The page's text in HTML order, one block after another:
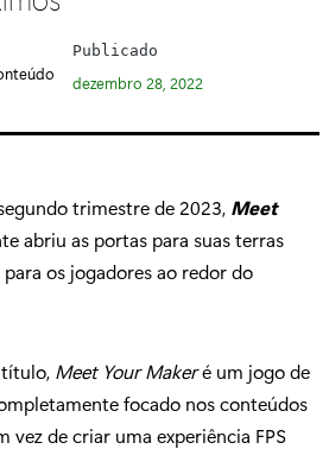
Publicado
dezembro 28, 2022
trimestre de 2023, Meet
abriu as portas para suas terras
os jogadores ao redor do
título, Meet Your Makeré um jogo de
focado nos conteúdos
vez de criar uma experiência FPS